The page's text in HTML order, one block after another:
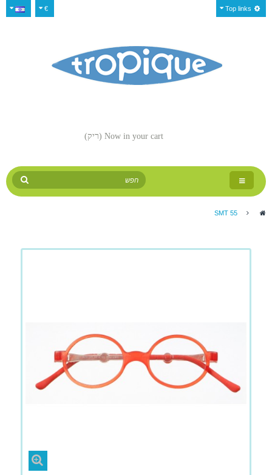
€ Top links
Now in your cart (ריק)
Toggle
navigation
>